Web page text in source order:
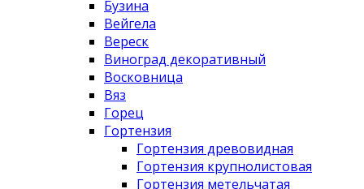
Бузина
Вейгела
Вереск
Виноград декоративный
Восковница
Вяз
Горец
Гортензия
Гортензия древовидная
Гортензия крупнолистовая
Гортензия метельчатая